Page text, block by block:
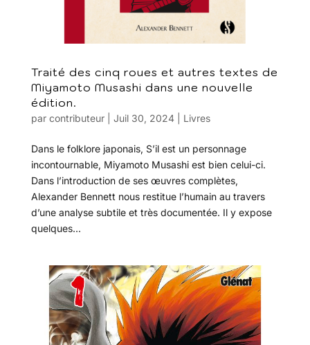
Traité des cinq roues et autres textes de
Miyamoto Musashi dans une nouvelle
édition.
par contributeur| Juil 30, 2024| Livres
Dans le folklore japonais, S’il est un personnage
incontournable, Miyamoto Musashi est bien celui-ci.
Dans l’introduction de ses œuvres complètes,
Alexander Bennett nous restitue l’humain au travers
d’une analyse subtile et très documentée. Il y expose
quelques...